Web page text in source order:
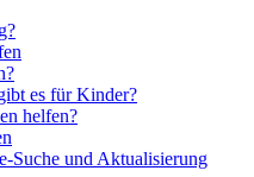
es für Kinder?
helfen?
Suche und Aktualisierung